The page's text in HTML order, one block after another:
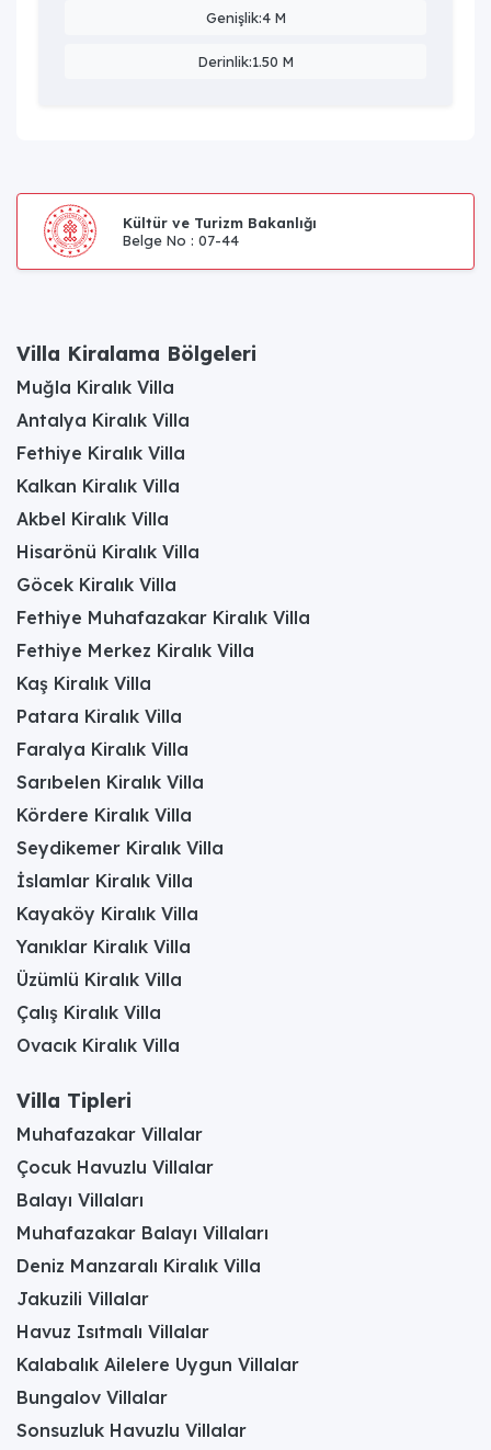
Şehirden uzak, doğa içinde huzurlu bir atmosferde rahat
bir tatil arayanlar için idealdir.
Genişlik:4 M
Derinlik:1.50 M
Kültür ve Turizm Bakanlığı
Belge No : 07-44
Villa Kiralama Bölgeleri
Muğla Kiralık Villa
Antalya Kiralık Villa
Fethiye Kiralık Villa
Kalkan Kiralık Villa
Akbel Kiralık Villa
Hisarönü Kiralık Villa
Göcek Kiralık Villa
Fethiye Muhafazakar Kiralık Villa
Fethiye Merkez Kiralık Villa
Kaş Kiralık Villa
Patara Kiralık Villa
Faralya Kiralık Villa
Sarıbelen Kiralık Villa
Kördere Kiralık Villa
Seydikemer Kiralık Villa
İslamlar Kiralık Villa
Kayaköy Kiralık Villa
Yanıklar Kiralık Villa
Üzümlü Kiralık Villa
Çalış Kiralık Villa
Ovacık Kiralık Villa
Villa Tipleri
Muhafazakar Villalar
Çocuk Havuzlu Villalar
Balayı Villaları
Muhafazakar Balayı Villaları
Deniz Manzaralı Kiralık Villa
Jakuzili Villalar
Havuz Isıtmalı Villalar
Kalabalık Ailelere Uygun Villalar
Bungalov Villalar
Sonsuzluk Havuzlu Villalar